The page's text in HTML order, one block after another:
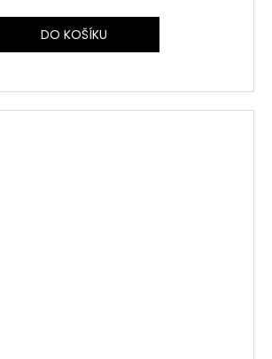
DO KOŠÍKU